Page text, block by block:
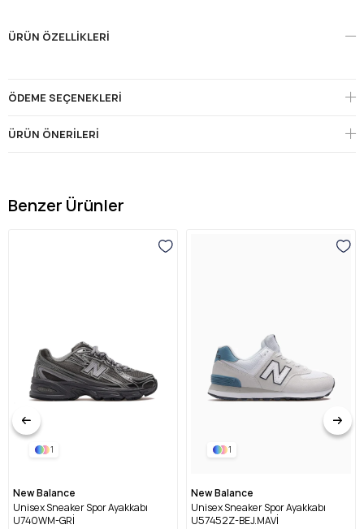
ÜRÜN ÖZELLIKLERI
ÖDEME SEÇENEKLERI
ÜRÜN ÖNERILERI
Benzer Ürünler
1
New Balance
Unisex Sneaker Spor Ayakkabı
U740WM-GRİ
1
New Balance
Unisex Sneaker Spor Ayakkabı
U57452Z-BEJ.MAVİ